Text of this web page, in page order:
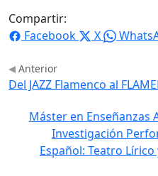
Compartir:
Facebook
X
Anterior
Del JAZZ Flamenco al
Máster en
Investigación
Español: Teatro